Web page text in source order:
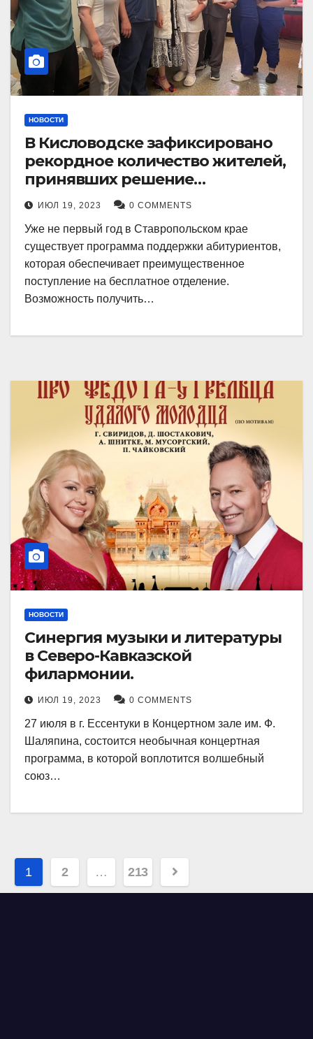
НОВОСТИ
В Кисловодске зафиксировано
рекордное количество жителей,
принявших решение
воспользоваться
установленными мерами, с
целью поступления в
медицинский вуз в районе.
ИЮЛ 19, 2023 0 COMMENTS
Уже не первый год в Ставропольском крае
существует программа поддержки абитуриентов,
которая обеспечивает преимущественное
поступление на бесплатное отделение.
Возможность получить…
НОВОСТИ
Синергия музыки и литературы
в Северо-Кавказской
филармонии.
ИЮЛ 19, 2023 0 COMMENTS
27 июля в г. Ессентуки в Концертном зале им. Ф.
Шаляпина, состоится необычная концертная
программа, в которой воплотится волшебный
союз…
Навигация
по
1 2 … 213